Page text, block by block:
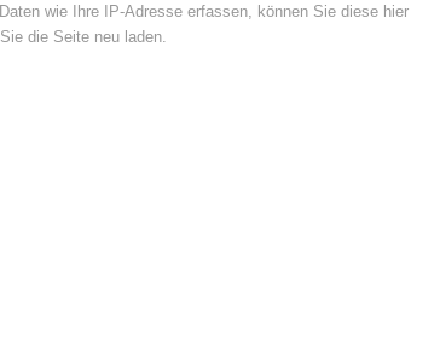
wie Ihre IP-Adresse erfassen, können Sie diese hier
die Seite neu laden.